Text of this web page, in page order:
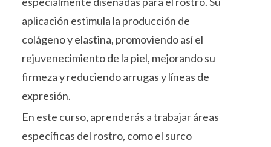
aplicación estimula la producción de
colágeno y elastina, promoviendo así el
rejuvenecimiento de la piel, mejorando su
firmeza y reduciendo arrugas y líneas de
expresión.
En este curso, aprenderás a trabajar áreas
específicas del rostro, como el surco